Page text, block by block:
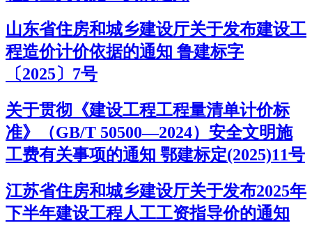
山东省住房和城乡建设厅关于发布建设工
程造价计价依据的通知 鲁建标字
〔2025〕7号
关于贯彻《建设工程工程量清单计价标
准》（GB/T 50500—2024）安全文明施
工费有关事项的通知 鄂建标定(2025)11号
江苏省住房和城乡建设厅关于发布2025年
下半年建设工程人工工资指导价的通知